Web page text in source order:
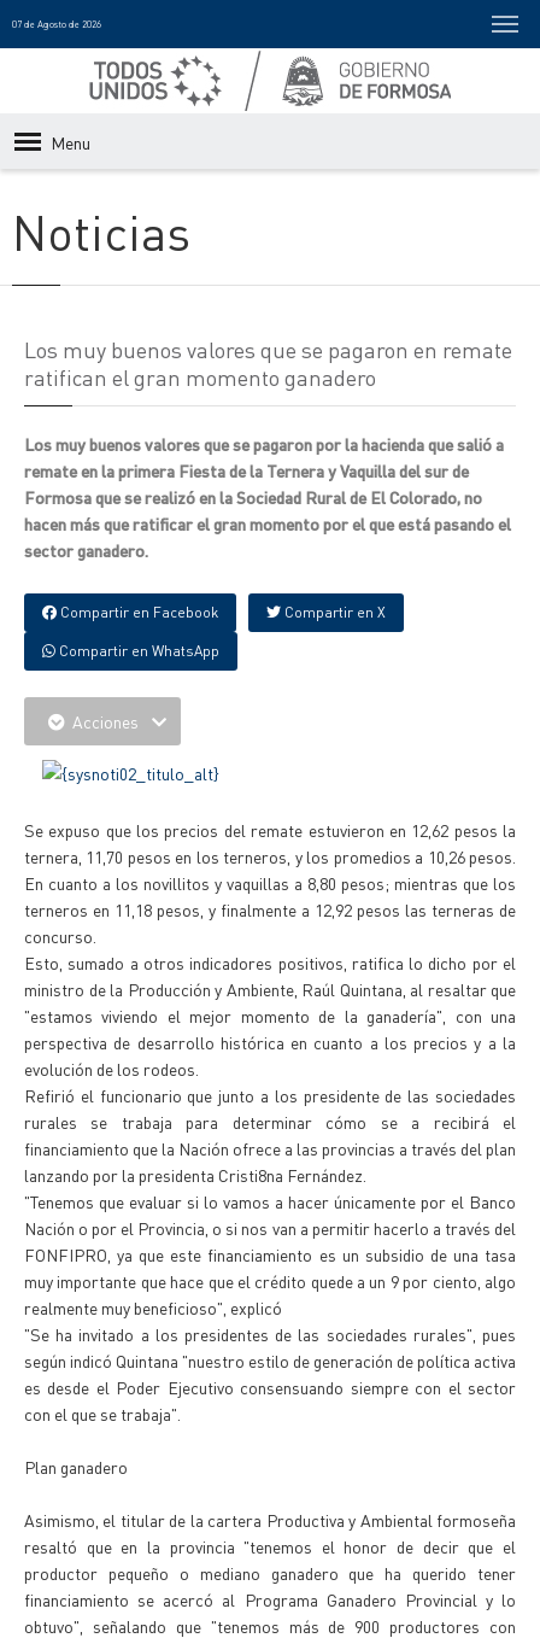
07 de Agosto de 2026
Menu
Noticias
Los muy buenos valores que se pagaron en remate
ratifican el gran momento ganadero
Los muy buenos valores que se pagaron por la hacienda que salió a
remate en la primera Fiesta de la Ternera y Vaquilla del sur de
Formosa que se realizó en la Sociedad Rural de El Colorado, no
hacen más que ratificar el gran momento por el que está pasando el
sector ganadero.
Compartir en Facebook Compartir en X
Compartir en WhatsApp
Acciones
Se expuso que los precios del remate estuvieron en 12,62 pesos la
ternera, 11,70 pesos en los terneros, y los promedios a 10,26 pesos.
En cuanto a los novillitos y vaquillas a 8,80 pesos; mientras que los
terneros en 11,18 pesos, y finalmente a 12,92 pesos las terneras de
concurso.
Esto, sumado a otros indicadores positivos, ratifica lo dicho por el
ministro de la Producción y Ambiente, Raúl Quintana, al resaltar que
"estamos viviendo el mejor momento de la ganadería", con una
perspectiva de desarrollo histórica en cuanto a los precios y a la
evolución de los rodeos.
Refirió el funcionario que junto a los presidente de las sociedades
rurales se trabaja para determinar cómo se a recibirá el
financiamiento que la Nación ofrece a las provincias a través del plan
lanzando por la presidenta Cristi8na Fernández.
"Tenemos que evaluar si lo vamos a hacer únicamente por el Banco
Nación o por el Provincia, o si nos van a permitir hacerlo a través del
FONFIPRO, ya que este financiamiento es un subsidio de una tasa
muy importante que hace que el crédito quede a un 9 por ciento, algo
realmente muy beneficioso", explicó
"Se ha invitado a los presidentes de las sociedades rurales", pues
según indicó Quintana "nuestro estilo de generación de política activa
es desde el Poder Ejecutivo consensuando siempre con el sector
con el que se trabaja".
Plan ganadero
Asimismo, el titular de la cartera Productiva y Ambiental formoseña
resaltó que en la provincia "tenemos el honor de decir que el
productor pequeño o mediano ganadero que ha querido tener
financiamiento se acercó al Programa Ganadero Provincial y lo
obtuvo", señalando que "tenemos más de 900 productores con